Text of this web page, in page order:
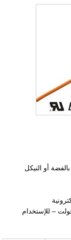
أو النيكل
التوضيحية لتوضيح الآتي: جهد الذروة 2500 فولت – للإستخدام